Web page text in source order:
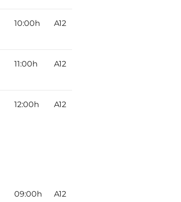
10:00h A12
11:00h A12
12:00h A12
09:00h A12